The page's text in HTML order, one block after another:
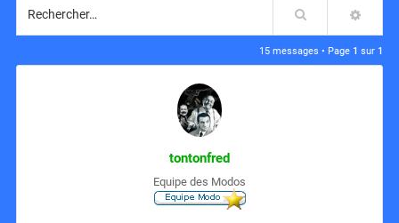
Rechercher
15 messages • Page 1 sur 1
tontonfred
Equipe des Modos